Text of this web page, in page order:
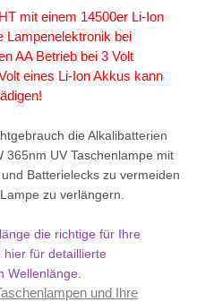
mit einem 14500er Li-Ion
Lampenelektronik bei
AA Betrieb bei 3 Volt
eines Li-Ion Akkus kann
die Alkalibatterien
365nm UV Taschenlampe mit
Batterielecks zu vermeiden
zu verlängern.
die richtige für Ihre
hier für detaillierte
Wellenlänge.
und Ihre